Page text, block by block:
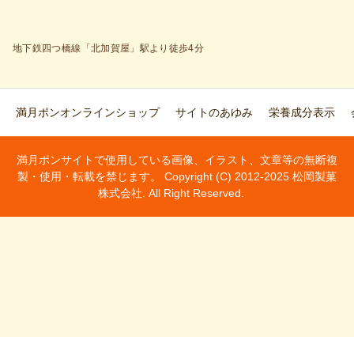
地下鉄四つ橋線「北加賀屋」駅より徒歩4分
満月ポンオンラインショップ サイトのあゆみ 栄養成分表示
満月ポンサイトで使用している画像、イラスト、文章等の無断複
製・使用・転載を禁じます。 Copyright (C) 2012-2025 松岡製菓
株式会社. All Right Reserved.